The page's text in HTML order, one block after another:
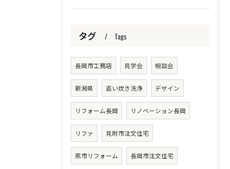
タグ Tags
長岡市工務店 見学会 相談会
新潟県 追い炊き洗浄 デザイン
リフォーム長岡 リノベーション長岡
リファ 見附市注文住宅
燕市リフォーム 長岡市注文住宅